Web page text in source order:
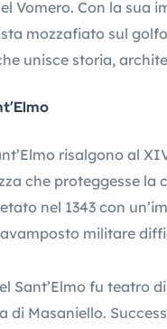
Vomero. Con la sua
mozzafiato sul
unisce storia,
risalgono al
che proteggesse la
nel 1343 con
militare
Sant’Elmo fu teatro
di Masaniello.